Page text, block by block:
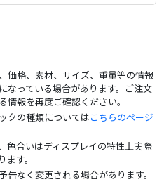
価格、素材、サイズ、重量等の情報
なっている場合があります。ご注文
報を再度ご確認ください。
クの種類についてはこちらのページ
色合いはディスプレイの特性上実際
す。
なく変更される場合があります。